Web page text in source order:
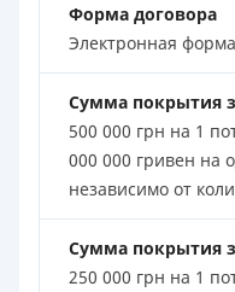
Форма договора
Электронная
Сумма покрытия
500 000 грн на 1
000 000 гривен на
независимо от
Сумма покрытия
250 000 грн на 1